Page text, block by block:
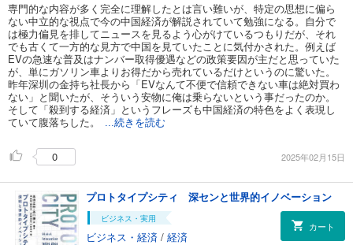
専門的な内容が多く完全に理解したとは言い難いが、特定の思想に偏ら
ない中立的な視点で今の中国経済が解説されていて勉強になる。自分で
は極力偏見を排してニュースを見るよう心がけているつもりだが、それ
でも古くて一方的な見方で中国を見ていたことに気付かされた。例えば
EVの急速な普及はナンバー取得優遇などの政策要因が主だと思っていた
が、単にガソリン車よりお得だから売れているだけというのに驚いた。
昨年深圳の金持ち社長から「EVなんて不便で信頼できない車は絶対買わ
ない」と聞いたが、そういう安物に俺は乗らないという事だったのか。
そして「殺到する経済」というフレーズも中国経済の特色をよく表現し
ていて腹落ちした。
...続きを読む
0 2025年02月15日
プロトタイプシティ 深センと世界的イノベーション
ビジネス・実用
ビジネス・経済 / 経済
カート